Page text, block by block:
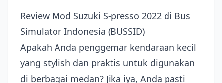
Review Mod Suzuki S-presso 2022 di Bus
Simulator Indonesia (BUSSID)
Apakah Anda penggemar kendaraan kecil
yang stylish dan praktis untuk digunakan
di berbagai medan? Jika iya, Anda pasti